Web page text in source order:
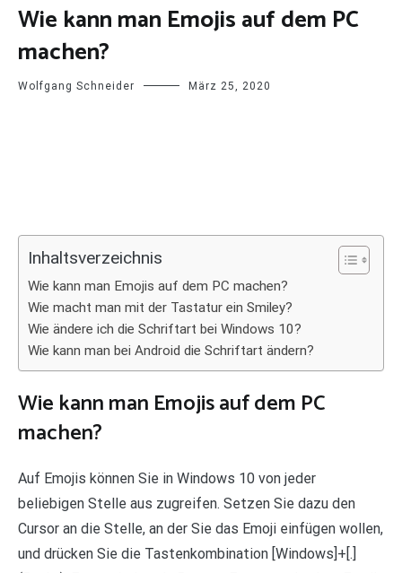
Wie kann man Emojis auf dem PC
machen?
Wolfgang Schneider März 25, 2020
Inhaltsverzeichnis
Wie kann man Emojis auf dem PC machen?
Wie macht man mit der Tastatur ein Smiley?
Wie ändere ich die Schriftart bei Windows 10?
Wie kann man bei Android die Schriftart ändern?
Wie kann man Emojis auf dem PC
machen?
Auf Emojis können Sie in Windows 10 von jeder
beliebigen Stelle aus zugreifen. Setzen Sie dazu den
Cursor an die Stelle, an der Sie das Emoji einfügen wollen,
und drücken Sie die Tastenkombination [Windows]+[.]